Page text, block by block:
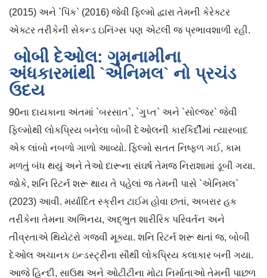
(2015) અને `પિંક` (2016) જેવી ફિલ્મો દ્વારા તેમની કેરેક્ટર
એક્ટર તરીકેની સેકન્ડ ઇનિંગ્સ પણ એટલી જ પ્રભાવશાળી રહી.
બોબી દેઓલ: ગુમનામીના
અંધકારમાંથી `એનિમલ` નો પ્રચંડ
ઉદય
90ના દાયકાના અંતમાં `બરસાત`, `ગુપ્ત` અને `સોલ્જર` જેવી
ફિલ્મોથી લોકપ્રિય બનેલા બોબી દેઓલની કારકિર્દીમાં ત્યારબાદ
એક લાંબો નબળો ગાળો આવ્યો. ફિલ્મો સતત નિષ્ફળ ગઈ, કામ
મળતું બંધ થયું અને તેઓ દારૂના સંઘર્ષ તેમજ નિરાશામાં ડૂબી ગયા.
જોકે, શનિ રિટર્ન શરૂ થાય તે પહેલાં જ તેમની પાસે `એનિમલ`
(2023) આવી. મર્યાદિત સ્ક્રીન ટાઈમ હોવા છતાં, અબરાર હક
તરીકેના તેમના અભિનય, અદ્ભુત શારીરિક પરિવર્તન અને
તીવ્રતાએ થિયેટરો ગજવી મૂક્યા. શનિ રિટર્ન શરૂ થતાં જ, બોબી
દેઓલ અચાનક ઇન્ડસ્ટ્રીના સૌથી લોકપ્રિય કલાકાર બની ગયા.
આજે હિન્દી, સાઉથ અને ઓટીટીના મોટા નિર્માતાઓ તેમની પાછળ